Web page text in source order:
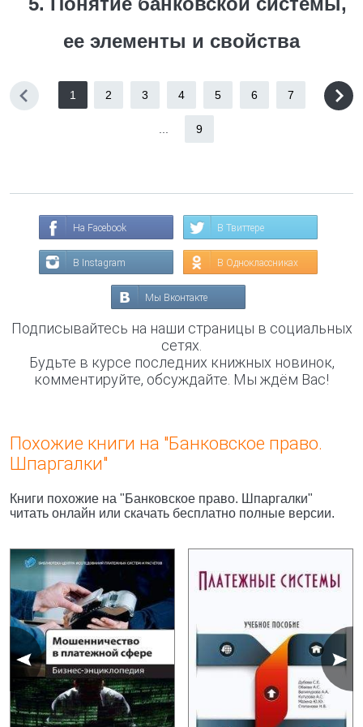
ее элементы и свойства
1 2 3 4 5 6 7
9
На Facebook В Твиттере
В Instagram В Одноклассниках
Мы Вконтакте
Подписывайтесь на наши страницы в социальных
сетях.
Будьте в курсе последних книжных новинок,
комментируйте, обсуждайте. Мы ждём Вас!
Похожие книги на "Банковское право.
Шпаргалки"
Книги похожие на "Банковское право. Шпаргалки"
читать онлайн или скачать бесплатно полные версии.